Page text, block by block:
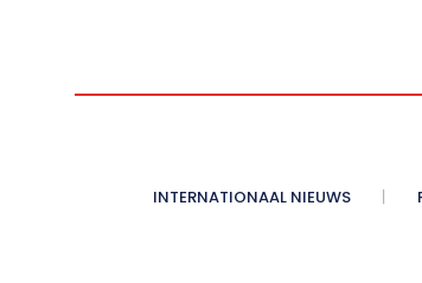
INTERNATIONAAL NIEUWS